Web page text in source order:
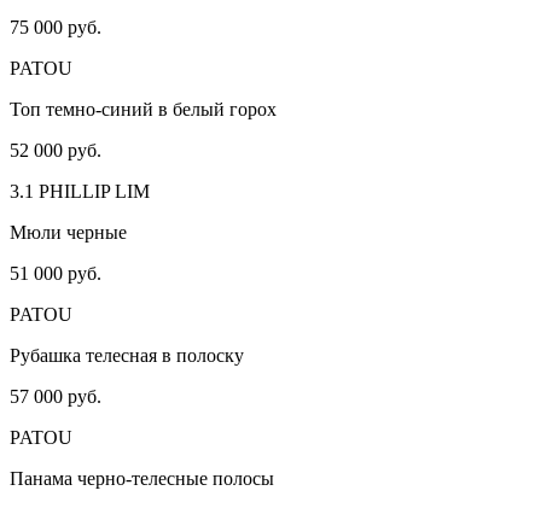
75 000 руб.
PATOU
Топ темно-синий в белый горох
52 000 руб.
3.1 PHILLIP LIM
Мюли черные
51 000 руб.
PATOU
Рубашка телесная в полоску
57 000 руб.
PATOU
Панама черно-телесные полосы